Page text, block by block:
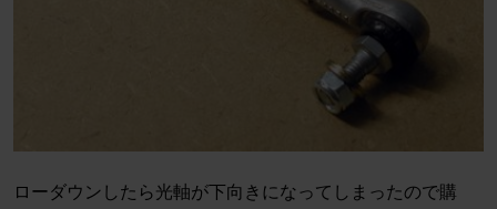
ローダウンしたら光軸が下向きになってしまったので購